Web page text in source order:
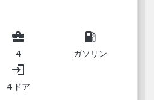
business_center
4
local_gas_station
ガソリン
login
4 ドア